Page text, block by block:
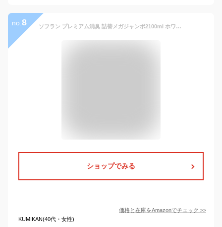
no. 8 ソフラン プレミアム消臭 詰替メガジャンボ2100ml ホワイトハーブアロマ 生乾きでも菌を生ませずニオわせない 柔軟剤 抗菌 部屋干し 汗臭 体臭 加齢臭 靴下臭
ショップでみる
価格と在庫をAmazonでチェック >>
KUMIKAN(40代・女性)